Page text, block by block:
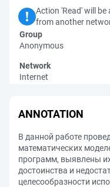
Action 'Read' will
from another
Group
Anonymous
Network
Internet
ANNOTATION
В данной работе
математических
программ, выявлены
достоинства и
целесообразности